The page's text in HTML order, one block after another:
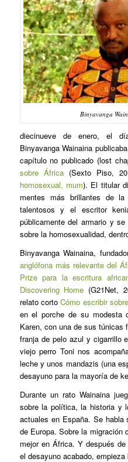
Binyavanga
diecinueve de enero, el
Binyavanga Wainaina
capítulo no publicado (lost
sobre África(Sexto Piso,
homosexual, mum). El titular
mentes más brillantes de la
talentosos y el escritor
públicamente del armario y
sobre la homosexualidad,
Binyavanga Wainaina,
anglófona más relevante del
Prize para la escritura
Discovering Home (G21Net,
relato cortoCómo escribir
en el porche de su modesta
Karen, con una de sus túnicas
franja de pelo azul y cigarrillo
viejo perro Toni nos
leche y unos mandazis (una
desayuno para la mayoría de
Durante un rato Wainaina
sobre la política, la historia y
actuales en España. Se
de Europa. Sobre la migración
mejor en África. Y después
el desayuno acabado,